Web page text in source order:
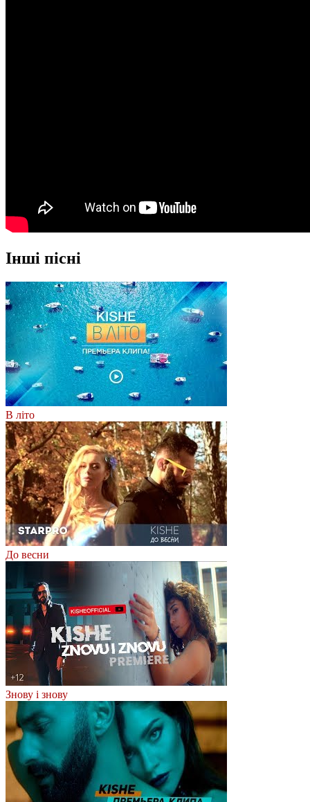
Інші пісні
В літо
До весни
Знову і знову